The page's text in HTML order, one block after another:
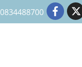
0834488700